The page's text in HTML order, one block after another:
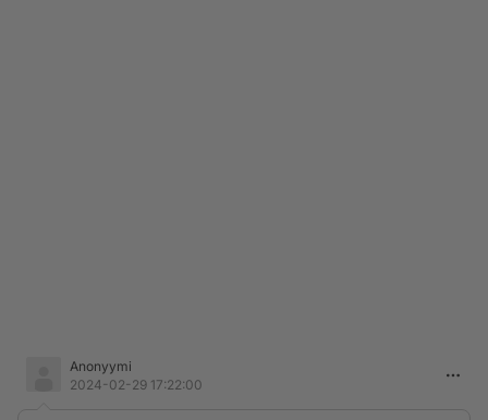
Anonyymi
2024-02-29 17:22:00